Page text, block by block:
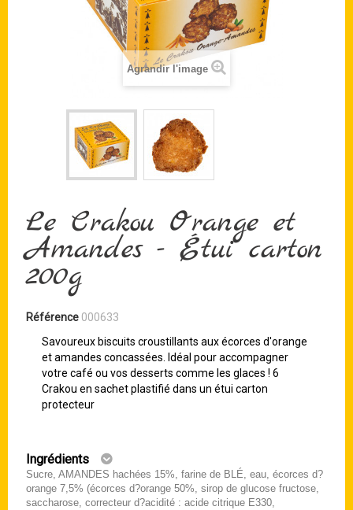
Agrandir l'image
Le Crakou Orange et
Amandes - Étui carton
200g
Référence 000633
Savoureux biscuits croustillants aux écorces d'orange
et amandes concassées. Idéal pour accompagner
votre café ou vos desserts comme les glaces ! 6
Crakou en sachet plastifié dans un étui carton
protecteur
Ingrédients
Sucre, AMANDES hachées 15%, farine de BLÉ, eau, écorces d?
orange 7,5% (écorces d?orange 50%, sirop de glucose fructose,
saccharose, correcteur d?acidité : acide citrique E330,